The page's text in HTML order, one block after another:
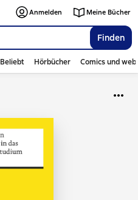
Finden
Anmelden Meine Bücher
Beliebt Hörbücher Comics und